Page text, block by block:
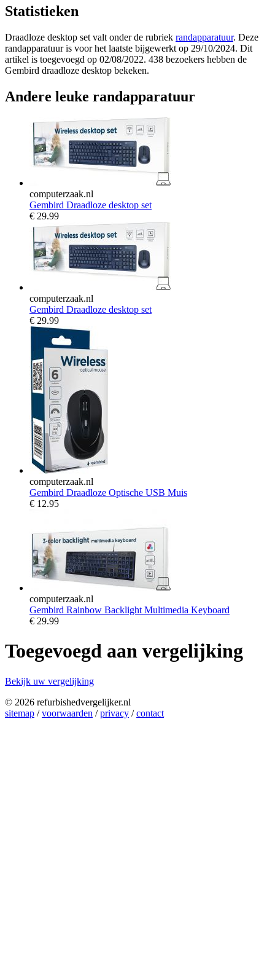
Statistieken
Draadloze desktop set valt onder de rubriek randapparatuur. Deze
randapparatuur is voor het laatste bijgewerkt op 29/10/2024. Dit
artikel is toegevoegd op 02/08/2022. 438 bezoekers hebben de
Gembird draadloze desktop bekeken.
Andere leuke randapparatuur
computerzaak.nl
Gembird Draadloze desktop set
€ 29.99
computerzaak.nl
Gembird Draadloze desktop set
€ 29.99
computerzaak.nl
Gembird Draadloze Optische USB Muis
€ 12.95
computerzaak.nl
Gembird Rainbow Backlight Multimedia Keyboard
€ 29.99
Toegevoegd aan vergelijking
Bekijk uw vergelijking
© 2026 refurbishedvergelijker.nl
sitemap /voorwaarden /privacy /contact